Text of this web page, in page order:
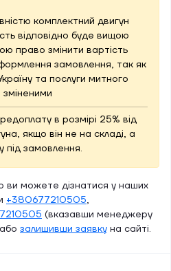
комплектний двигун
відповідно буде вищою
право змінити вартість
замовлення, так як
та послуги митного
в розмірі 25% від
якщо він не на складі, а
під замовлення.
ви можете дізнатися у наших
+380677210505,
(вказавши менеджеру
залишивши заявку на сайті.